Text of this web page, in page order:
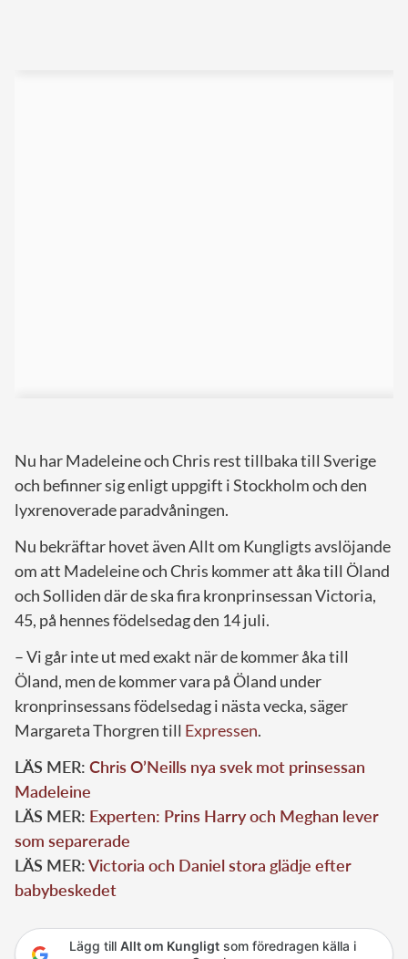
Nu har Madeleine och Chris rest tillbaka till Sverige
och befinner sig enligt uppgift i Stockholm och den
lyxrenoverade paradvåningen.
Nu bekräftar hovet även Allt om Kungligts avslöjande
om att Madeleine och Chris kommer att åka till Öland
och Solliden där de ska fira kronprinsessan Victoria,
45, på hennes födelsedag den 14 juli.
– Vi går inte ut med exakt när de kommer åka till
Öland, men de kommer vara på Öland under
kronprinsessans födelsedag i nästa vecka, säger
Margareta Thorgren till Expressen.
LÄS MER: Chris O’Neills nya svek mot prinsessan
Madeleine
LÄS MER: Experten: Prins Harry och Meghan lever
som separerade
LÄS MER:Victoria och Daniel stora glädje efter
babybeskedet
Lägg till Allt om Kungligtsom föredragen källa i